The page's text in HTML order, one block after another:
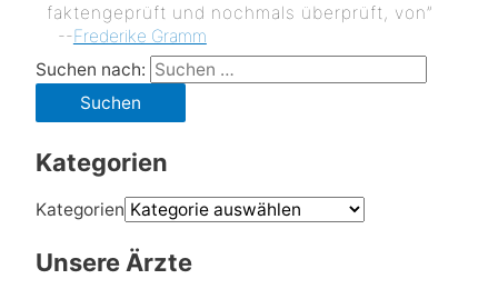
faktengeprüft und nochmals überprüft, von”
--Frederike Gramm
Suchen nach:
Kategorien
Kategorien
Unsere Ärzte